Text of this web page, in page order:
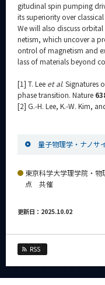
gitudinal spin pumping
its superiority over
We will also discuss
netism, which uncover a
ontrol of magnetism and
lass of materials beyond
[1] T. Lee et al. Signatures
phase transition. Nature
[2] G.-H. Lee, K.-W. Kim,
量子物理学・ナノサ
東京科学大学理学院・
点 共催
更新日：2025.10.02
RSS